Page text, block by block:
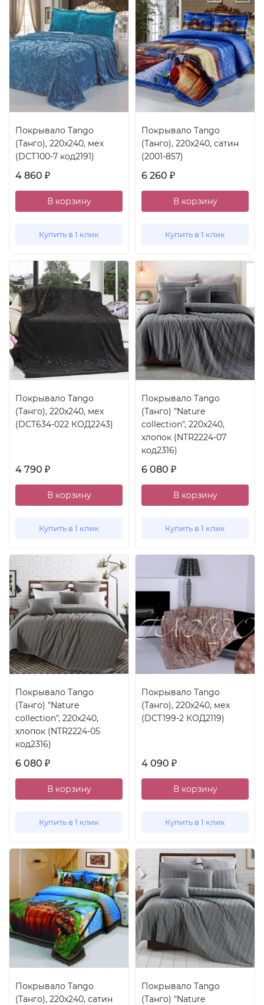
Покрывало Tango
(Танго), 220x240, мех
(DCT100-7 код2191)
4 860 ₽
В корзину
Купить в 1 клик
Покрывало Tango
(Танго), 220x240, сатин
(2001-857)
6 260 ₽
В корзину
Купить в 1 клик
Покрывало Tango
(Танго), 220x240, мех
(DCT634-022 КОД2243)
4 790 ₽
В корзину
Купить в 1 клик
Покрывало Tango
(Танго) "Nature
collection", 220x240,
хлопок (NTR2224-07
код2316)
6 080 ₽
В корзину
Купить в 1 клик
Покрывало Tango
(Танго) "Nature
collection", 220x240,
хлопок (NTR2224-05
код2316)
6 080 ₽
В корзину
Купить в 1 клик
Покрывало Tango
(Танго), 220x240, мех
(DCT199-2 КОД2119)
4 090 ₽
В корзину
Купить в 1 клик
Покрывало Tango
(Танго), 220x240, сатин
Покрывало Tango
(Танго) "Nature